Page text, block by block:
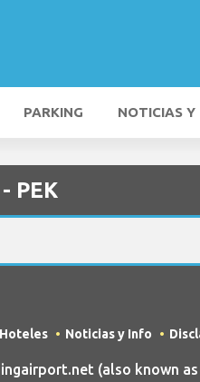
PARKING NOTICIAS Y
PEK
Hoteles Noticias y Info
(also known